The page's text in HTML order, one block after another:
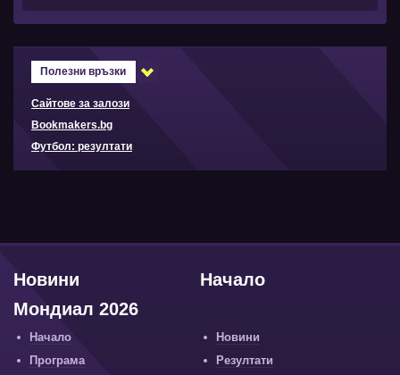
Полезни връзки
Сайтове за залози
Bookmakers.bg
Футбол: резултати
Начало
Новини
Мондиал 2026
Начало
Новини
Програма
Резултати